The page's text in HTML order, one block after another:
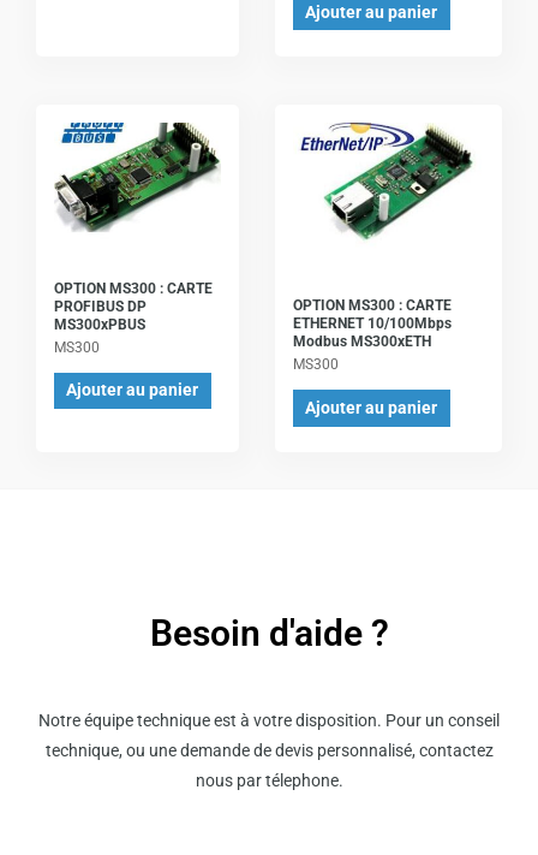
Ajouter au panier
OPTION MS300 : CARTE
PROFIBUS DP
MS300xPBUS
MS300
Ajouter au panier
OPTION MS300 : CARTE
ETHERNET 10/100Mbps
Modbus MS300xETH
MS300
Ajouter au panier
Besoin d'aide ?
Notre équipe technique est à votre disposition. Pour un conseil
technique, ou une demande de devis personnalisé, contactez
nous par télephone.